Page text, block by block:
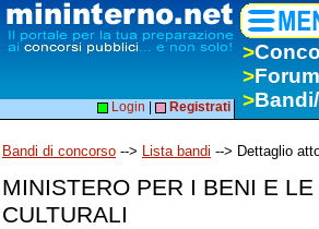
>
>Forum
>
Login Registrati
Bandi di concorso --> Lista bandi --> Dettaglio
MINISTERO PER I BENI E LE
CULTURALI